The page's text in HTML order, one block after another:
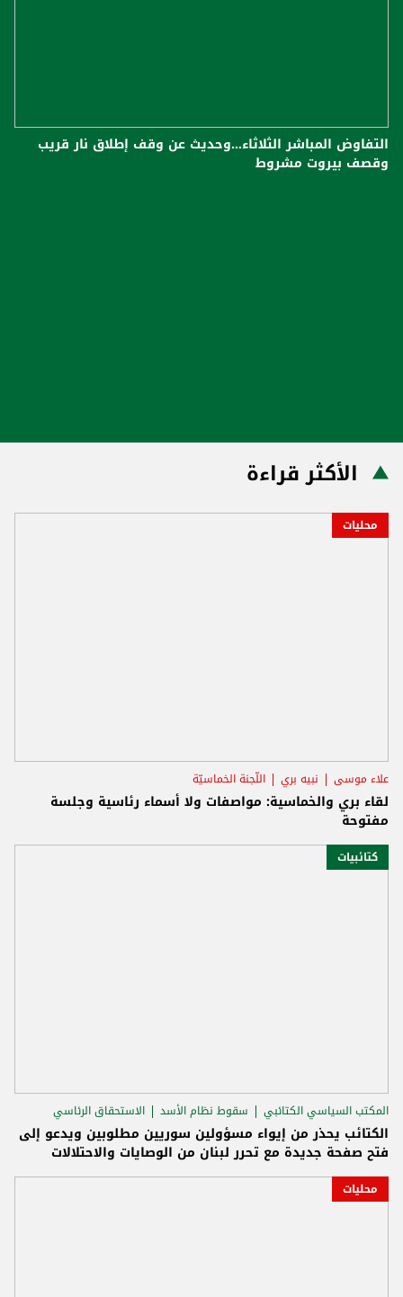
التفاوض المباشر الثلاثاء...وحديث عن وقف إطلاق نار قريب
وقصف بيروت مشروط
الأكثر قراءة
محليات
علاء موسى نبيه بري اللّجنة الخماسيّة
لقاء بري والخماسية: مواصفات ولا أسماء رئاسية وجلسة
مفتوحة
كتائبيات
المكتب السياسي الكتائبي سقوط نظام الأسد الاستحقاق الرئاسي
الكتائب يحذر من إيواء مسؤولين سوريين مطلوبين ويدعو إلى
فتح صفحة جديدة مع تحرر لبنان من الوصايات والاحتلالات
محليات